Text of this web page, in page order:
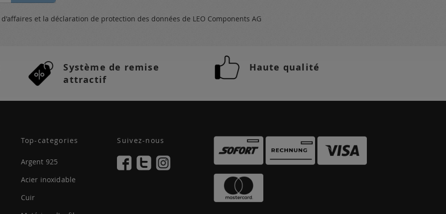
d'affaires et la déclaration de protection des données de LEO Components AG
Système de remise
attractif
Haute qualité
Top-categories
Argent 925
Acier inoxidable
Cuir
Suivez-nous